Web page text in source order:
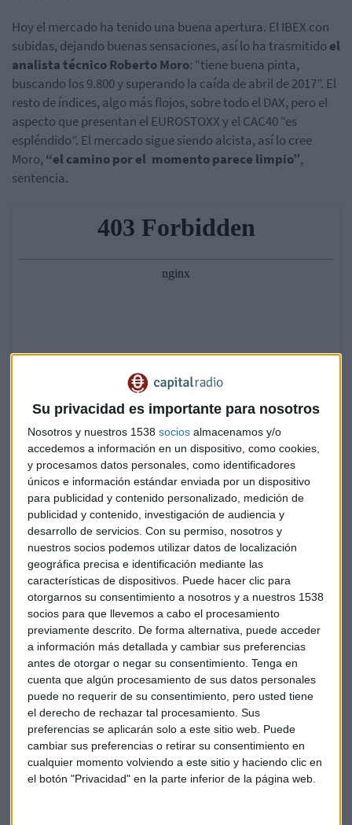
Su privacidad es importante para nosotros
Nosotros y nuestros 1538 socios almacenamos y/o
accedemos a información en un dispositivo, como cookies,
y procesamos datos personales, como identificadores
únicos e información estándar enviada por un dispositivo
para publicidad y contenido personalizado, medición de
publicidad y contenido, investigación de audiencia y
desarrollo de servicios. Con su permiso, nosotros y
nuestros socios podemos utilizar datos de localización
geográfica precisa e identificación mediante las
características de dispositivos. Puede hacer clic para
otorgarnos su consentimiento a nosotros y a nuestros 1538
socios para que llevemos a cabo el procesamiento
previamente descrito. De forma alternativa, puede acceder
a información más detallada y cambiar sus preferencias
antes de otorgar o negar su consentimiento. Tenga en
cuenta que algún procesamiento de sus datos personales
puede no requerir de su consentimiento, pero usted tiene
el derecho de rechazar tal procesamiento. Sus
preferencias se aplicarán solo a este sitio web. Puede
cambiar sus preferencias o retirar su consentimiento en
cualquier momento volviendo a este sitio y haciendo clic en
el botón "Privacidad" en la parte inferior de la página web.
Hoy el mercado ha tenido una buena apertura. El IBEX con
subidas, dejando buenas sensaciones, así lo ha trasmitido el
analista técnico Roberto Moro: “tiene buena pinta,
buscando los 9.800 y superando la caída de abril de 2017”. El
resto de índices, algo más flojos, sobre todo el DAX, pero el
aspecto que presentan el EUROSTOXX y el CAC40 “es
espléndido”. El mercado sigue siendo alcista, así lo cree
Moro, “el camino por el momento parece limpio”,
sentencia.
SobreBayer, que ha presentado caídas de más de un 10%,
tras que un jurado federal considerase un producto de su
filial Monsanto como un “factor sustancial” en un paciente
de cáncer. “El problema de su análisis técnico es que es muy
estructural. Los niveles a los cuales podríamos empezar a
pensar en neutralidad quedan muy lejos, por la zona de
72,50”, comenta Moro.
El analista técnico también ha hablado de BME, Ebro
Foods, Indra, Colonial o Prosegur . Durante el“Minuto de
oro”, Moro ha recomendado en el mercado españolAena,
Mapfre, Iberdrola y
Santander.En el mercado europeo:ASML, Deutsche Post,
Orange, Vivendi. Y en el mercado americano,Apple, Visa y
Cisco.